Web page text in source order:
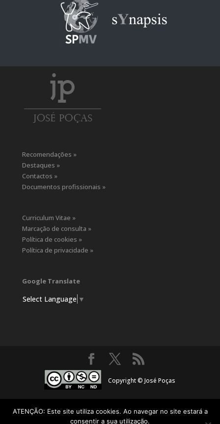
Recomendações »
Destaques »
Contactos »
Documentos profissionais »
Curriculum Vitae »
Marcação de consulta »
Política de cookies »
Política de privacidade »
Google Translate
Select Language ▼
Copyright © José Poças
ATENÇÃO: Este site utiliza cookies. Ao navegar no site estará a
consentir a sua utilização.